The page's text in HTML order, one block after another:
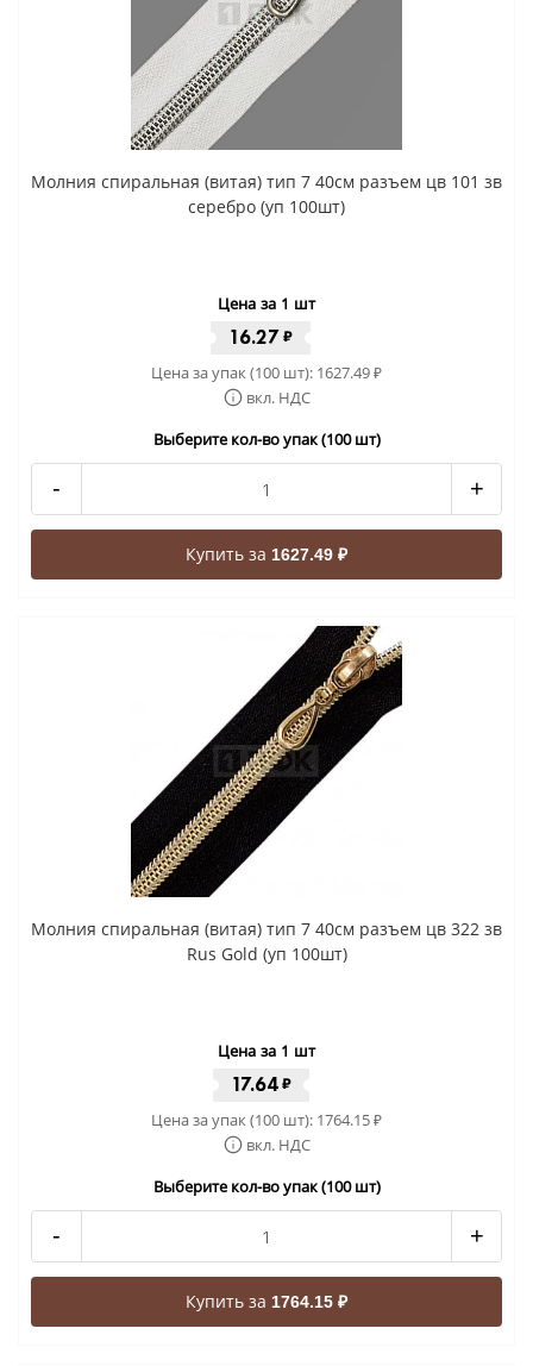
Молния спиральная (витая) тип 7 40см разъем цв 101 зв
серебро (уп 100шт)
Цена за 1 шт
16.27₽
Цена за упак (100 шт): 1627.49₽
вкл. НДС
Выберите кол-во упак (100 шт)
- +
Купить за 1627.49 ₽
Молния спиральная (витая) тип 7 40см разъем цв 322 зв
Rus Gold (уп 100шт)
Цена за 1 шт
17.64 ₽
Цена за упак (100 шт): 1764.15₽
вкл. НДС
Выберите кол-во упак (100 шт)
- +
Купить за 1764.15 ₽